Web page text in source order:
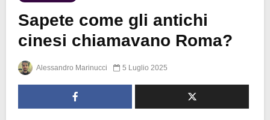
Sapete come gli antichi
cinesi chiamavano Roma?
Alessandro Marinucci 5 Luglio 2025